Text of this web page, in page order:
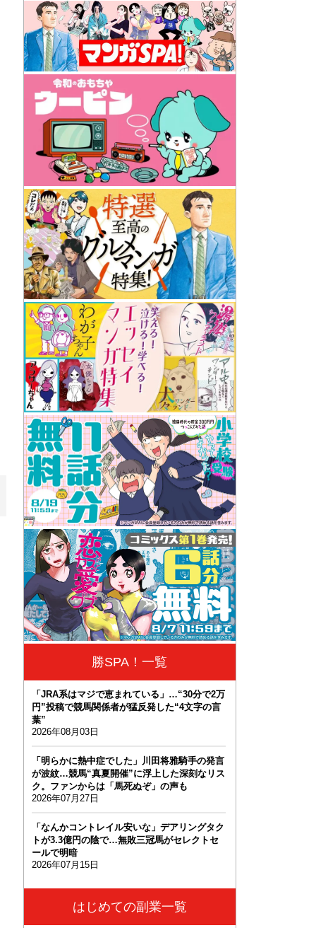
勝SPA！一覧
「JRA系はマジで恵まれている」…“30分で2万
円”投稿で競馬関係者が猛反発した“4文字の言
葉”
2026年08月03日
「明らかに熱中症でした」川田将雅騎手の発言
が波紋…競馬“真夏開催”に浮上した深刻なリス
ク。ファンからは「馬死ぬぞ」の声も
2026年07月27日
「なんかコントレイル安いな」デアリングタク
トが3.3億円の陰で…無敗三冠馬がセレクトセ
ールで明暗
2026年07月15日
はじめての副業一覧